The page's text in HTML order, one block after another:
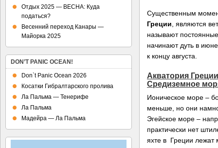
Существенным
Греции , являются
называют
начинают дуть в
к концу августа.
Акватория Греции
Средиземное
Ионическое море –
меньше, но они
Эгейское море –
практически нет
яхте в Греции лежат
Отдых 2025 — ВЕСНА: Куда
податься?
Весенний переход Канары —
Майорка 2025
DON’T PANIC OCEAN!
Don`t Panic Ocean 2026
Косатки Гибралтарского пролива
Ла Пальма — Тенерифе
Ла Пальма
Мадейра — Ла Пальма